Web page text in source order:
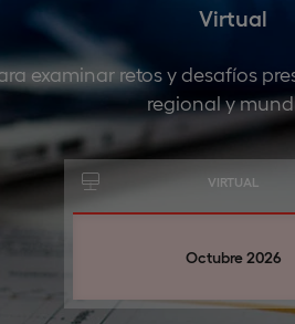
Virtual
examinar retos y desafíos
regional y
VIRTUAL
Octubre 2026